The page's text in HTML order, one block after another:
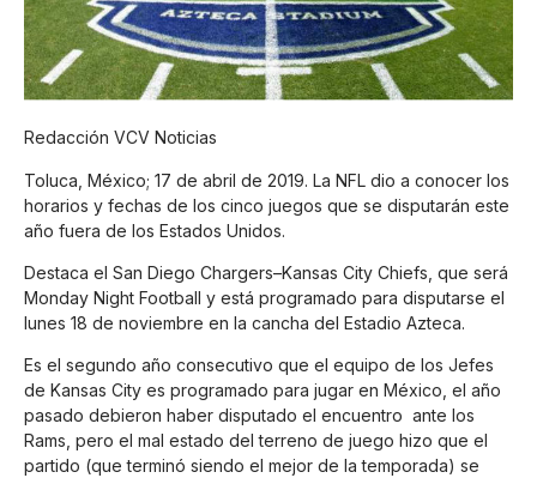
Redacción VCV Noticias
Toluca, México; 17 de abril de 2019. La NFL dio a conocer los
horarios y fechas de los cinco juegos que se disputarán este
año fuera de los Estados Unidos.
Destaca el San Diego Chargers–Kansas City Chiefs, que será
Monday Night Football y está programado para disputarse el
lunes 18 de noviembre en la cancha del Estadio Azteca.
Es el segundo año consecutivo que el equipo de los Jefes
de Kansas City es programado para jugar en México, el año
pasado debieron haber disputado el encuentro ante los
Rams, pero el mal estado del terreno de juego hizo que el
partido (que terminó siendo el mejor de la temporada) se